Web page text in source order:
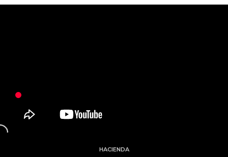
HACIENDA